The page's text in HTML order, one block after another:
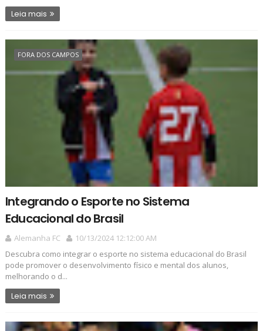
Leia mais
FORA DOS CAMPOS
Integrando o Esporte no Sistema
Educacional do Brasil
Alemanha FC
10/13/2024 12:12:00 AM
Descubra como integrar o esporte no sistema educacional do Brasil
pode promover o desenvolvimento físico e mental dos alunos,
melhorando o d...
Leia mais